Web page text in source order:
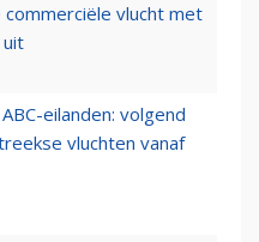
vlucht met
uit
eilanden: volgend
vluchten vanaf